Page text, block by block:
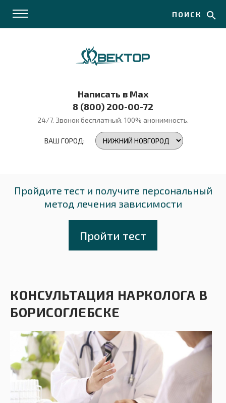
ПОИСК
Написать в Max
8 (800) 200-00-72
24/7. Звонок бесплатный. 100% анонимность.
ВАШ ГОРОД:
Пройдите тест и получите персональный
метод лечения зависимости
Пройти тест
КОНСУЛЬТАЦИЯ НАРКОЛОГА В
БОРИСОГЛЕБСКЕ